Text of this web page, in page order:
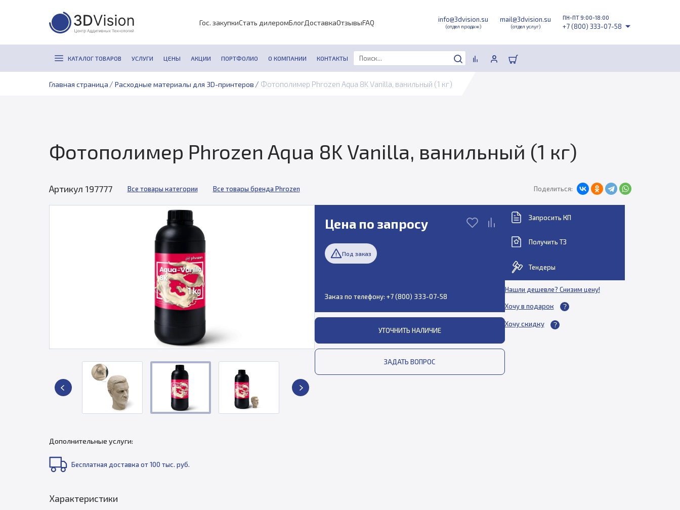
Гос. закупкиСтать дилеромБлогДоставкаОтзывыFAQ info@3dvision.su
(отдел продаж)
mail@3dvision.su
(отдел услуг)
ПН-ПТ 9:00-18:00
+7 (800) 333-07-58
КАТАЛОГ ТОВАРОВ УСЛУГИ ЦЕНЫ АКЦИИ ПОРТФОЛИО О КОМПАНИИ КОНТАКТЫ
Главная страница / Расходные материалы для 3D-принтеров / Фотополимер Phrozen Aqua 8K Vanilla, ванильный (1 кг)
Фотополимер Phrozen Aqua 8K Vanilla, ванильный (1 кг)
Артикул 197777 Все товары категории Все товары бренда Phrozen Поделиться:
Цена по запросу
Под заказ
Заказ по телефону: +7 (800) 333-07-58
УТОЧНИТЬ НАЛИЧИЕ
ЗАДАТЬ ВОПРОС
Запросить КП
Получить ТЗ
Тендеры
Нашли дешевле? Снизим цену!
Хочу в подарок
Хочу скидку
Дополнительные услуги:
Бесплатная доставка от 100 тыс. руб.
Характеристики